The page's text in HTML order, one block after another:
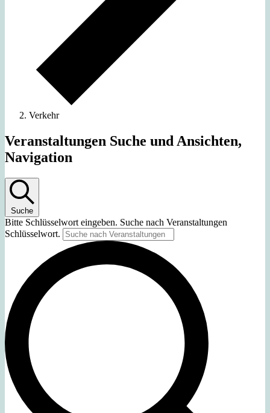
Verkehr
Veranstaltungen Suche und Ansichten,
Navigation
Suche
Bitte Schlüsselwort eingeben. Suche nach Veranstaltungen
Schlüsselwort.